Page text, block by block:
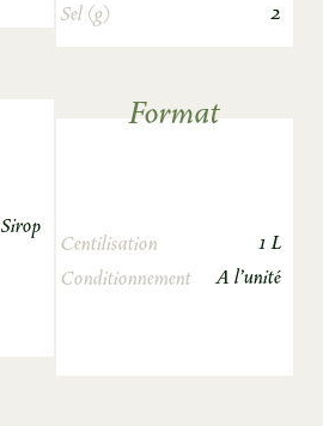
Sel (g)
2
Sirop
Format
Centilisation
1 L
Conditionnement
A l'unité